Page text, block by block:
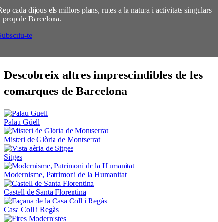
cada dijous els millors plans, rutes a la natura i activitats singulars
prop de Barcelona.
te
Descobreix altres imprescindibles de les
comarques de Barcelona
Palau Güell
Misteri de Glòria de Montserrat
Sitges
Modernisme, Patrimoni de la Humanitat
Castell de Santa Florentina
Casa Coll i Regàs